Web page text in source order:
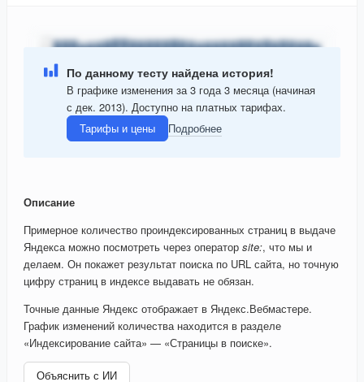
По данному тесту найдена история!
В графике изменения за 3 года 3 месяца (начиная
с дек. 2013). Доступно на платных тарифах.
Тарифы и цены
Подробнее
Описание
Примерное количество проиндексированных страниц в выдаче
Яндекса можно посмотреть через оператор site:, что мы и
делаем. Он покажет результат поиска по URL сайта, но точную
цифру страниц в индексе выдавать не обязан.
Точные данные Яндекс отображает в Яндекс.Вебмастере.
График изменений количества находится в разделе
«Индексирование сайта» — «Страницы в поиске».
Объяснить с ИИ